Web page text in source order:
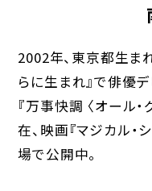
2002年、東京都生ま
らに生まれ』で俳優
『万事快調 〈オール・
在、映画『マジカル・
場で公開中。